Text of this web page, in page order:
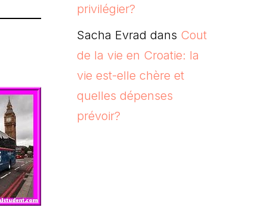
privilégier?
Sacha Evrad dans Cout
de la vie en Croatie: la
vie est-elle chère et
quelles dépenses
prévoir?